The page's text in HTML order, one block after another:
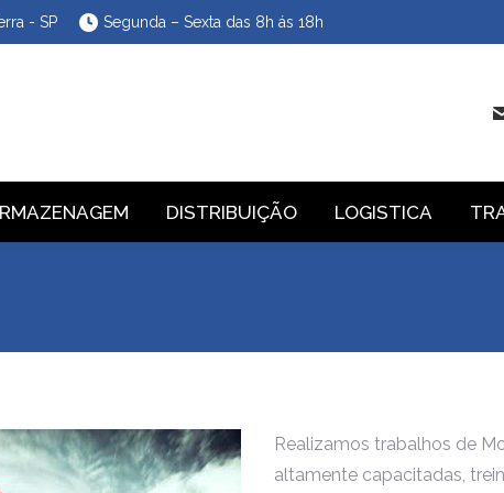
- SP Segunda – Sexta das 8h ás 18h
DISTRIBUIÇÃO LOGISTICA
Realizamos trabalhos de
altamente capacitadas,